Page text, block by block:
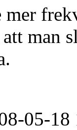
man
05-18